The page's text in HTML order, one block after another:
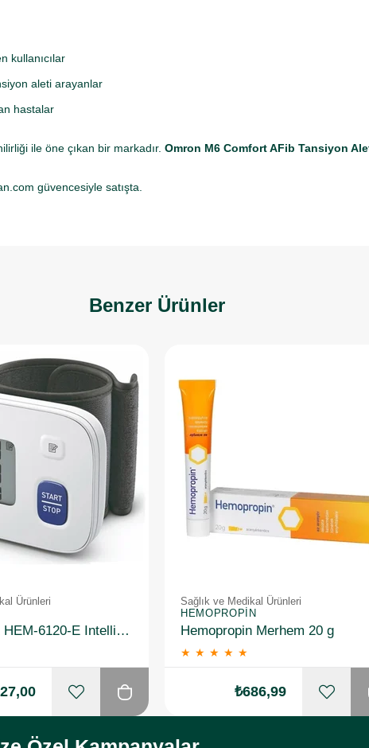
kullanıcılar
aleti arayanlar
hastalar
ile öne çıkan bir markadır. Omron M6 Comfort AFib Tansiyon
güvencesiyle satışta.
Benzer Ürünler
Ürünleri
Omron RS1 HEM-6120-E Intellisense Bilekten Dijital Tansiyon Aleti
Sağlık ve Medikal Ürünleri
HEMOPROPIN
Hemopropin Merhem 20 g
★ ★ ★ ★ ★
₺686,99